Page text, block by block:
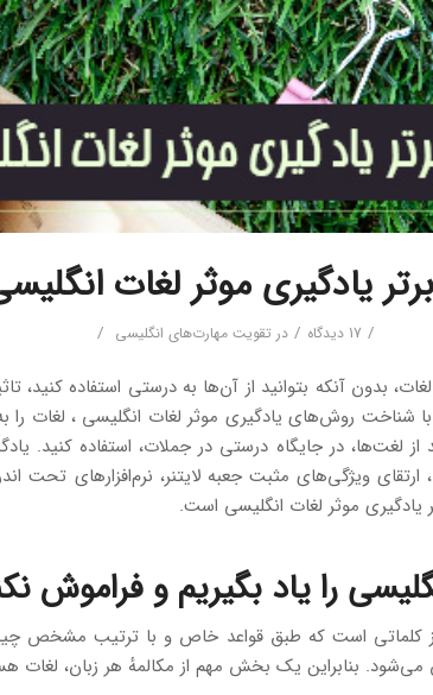
/ 17 دیدگاه / در تقویت مهارت‌های انگلیسی /
بدون آنکه بتوانید از آن‌ها به درستی استفاده کنید،
با شناخت روش‌های یادگیری موثر لغات انگلیسی ، لغات را
لغت‌ها، در جایگاه درستی در جملات، استفاده کنید.
ویژگی‌های مثبت جعبه لایتنر، نرم‌افزارهای تحت
یادگیری موثر لغات انگلیسی است.
را یاد بگیریم و فراموش
کلماتی است که طبق قواعد خاص و با ترتیب مشخص
بنابراین یک بخش مهم از مکالمهٔ هر زبان، لغات